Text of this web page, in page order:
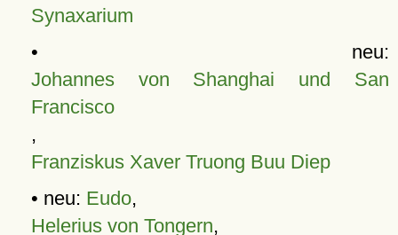
Synaxarium
• neu:
Johannes von Shanghai und San
Francisco
,
Franziskus Xaver Truong Buu Diep
• neu: Eudo,
Helerius von Tongern,